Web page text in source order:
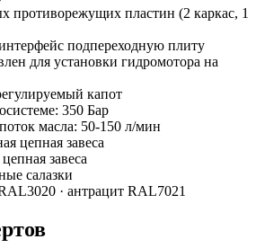
противорежущих пластин (2 каркас, 1
подпереходную плиту
для установки гидромотора на
капот
350 Бар
масла: 50-150 л/мин
цепная завеса
завеса
салазки
· антрацит RAL7021